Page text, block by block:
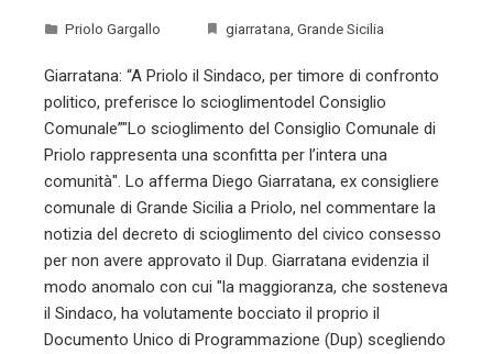
Priolo Gargallo giarratana Grande Sicilia
Giarratana: “A Priolo il Sindaco, per timore di confronto
politico, preferisce lo scioglimentodel Consiglio
Comunale”"Lo scioglimento del Consiglio Comunale di
Priolo rappresenta una sconfitta per l’intera una
comunità". Lo afferma Diego Giarratana, ex consigliere
comunale di Grande Sicilia a Priolo, nel commentare la
notizia del decreto di scioglimento del civico consesso
per non avere approvato il Dup. Giarratana evidenzia il
modo anomalo con cui "la maggioranza, che sosteneva
il Sindaco, ha volutamente bocciato il proprio il
Documento Unico di Programmazione (Dup) scegliendo